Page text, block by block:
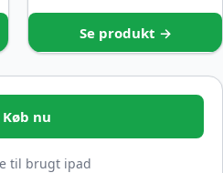
Se produkt →
Køb nu
til brugt ipad